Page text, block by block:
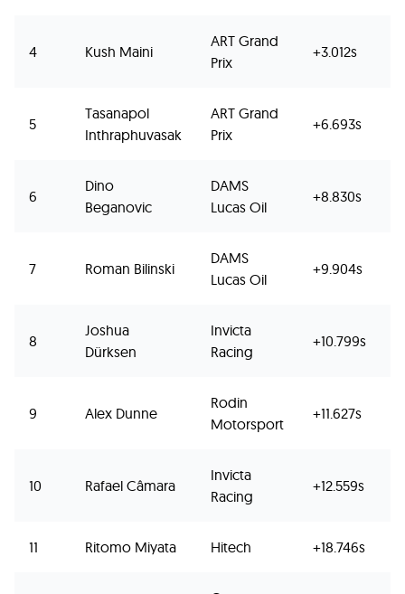
4 Kush Maini
ART Grand
Prix
+3.012s
5
Tasanapol
Inthraphuvasak
ART Grand
Prix
+6.693s
6
Dino
Beganovic
DAMS
Lucas Oil
+8.830s
7 Roman Bilinski
DAMS
Lucas Oil
+9.904s
8
Joshua
Dürksen
Invicta
Racing
+10.799s
9 Alex Dunne
Rodin
Motorsport
+11.627s
10 Rafael Câmara
Invicta
Racing
+12.559s
11 Ritomo Miyata Hitech +18.746s